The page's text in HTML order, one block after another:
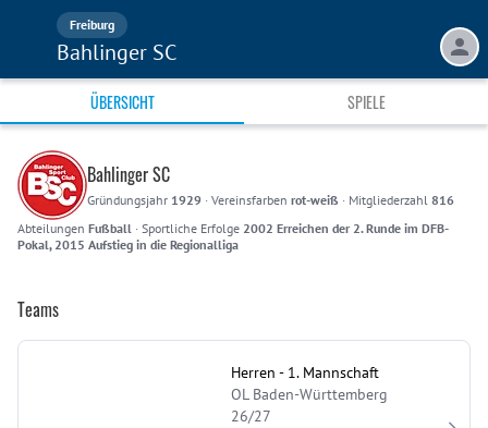
Freiburg
Bahlinger SC
ÜBERSICHT SPIELE
Bahlinger SC
Gründungsjahr 1929 · Vereinsfarben rot-weiß · Mitgliederzahl 816
Abteilungen Fußball · Sportliche Erfolge 2002 Erreichen der 2. Runde im DFB-
Pokal, 2015 Aufstieg in die Regionalliga
Teams
Herren - 1. Mannschaft
OL Baden-Württemberg
26/27